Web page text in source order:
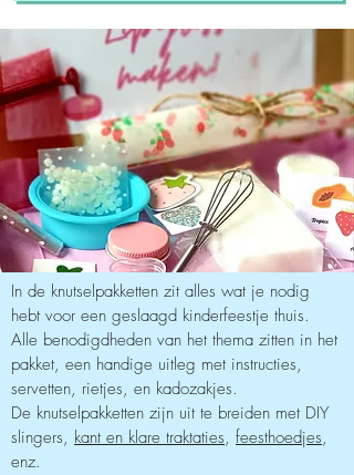
In de knutselpakketten zit alles wat je nodig
hebt voor een geslaagd kinderfeestje thuis.
Alle benodigdheden van het thema zitten in het
pakket, een handige uitleg met instructies,
servetten, rietjes, en kadozakjes.
De knutselpakketten zijn uit te breiden met DIY
slingers, kant en klare traktaties, feesthoedjes,
enz.